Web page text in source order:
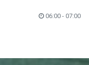
06:00 - 07:00